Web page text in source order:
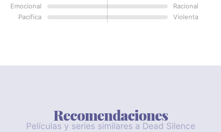
Emocional
Racional
Pacífica
Violenta
Recomendaciones
Películas y series similares a Dead Silence